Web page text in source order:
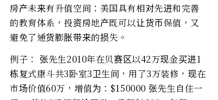
房产未来有升值空间：美国具有相对先进和完善
的教育体系，投资房地产既可以让货币保值，又
避免了通货膨胀带来的损失。
例子： 张先生2010年在贝赛区以42万现金买进1
栋复式康斗共3卧室3卫生间，用了3万装修，现在
市场价值60万，增值为：$150000 张先生自住一